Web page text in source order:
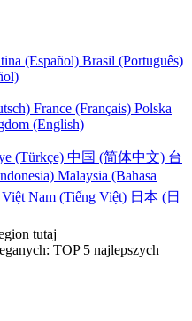
(Español) Brasil (Português)
France (Français) Polska
(English)
(Türkçe) 中国 (简体中文) 台
Malaysia (Bahasa
Việt Nam (Tiếng Việt) 日本 (日
tutaj
TOP 5 najlepszych